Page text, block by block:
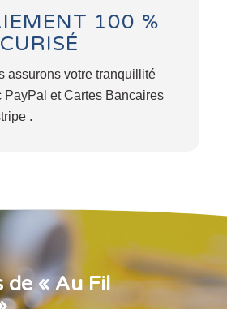
100 %
assurons votre tranquillité
PayPal et Cartes Bancaires
.
de « Au Fil